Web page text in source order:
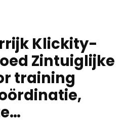
Klickity-
Zintuiglijke
training